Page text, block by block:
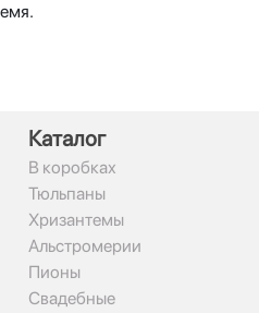
Каталог
В коробках
Тюльпаны
Хризантемы
Альстромерии
Пионы
Свадебные